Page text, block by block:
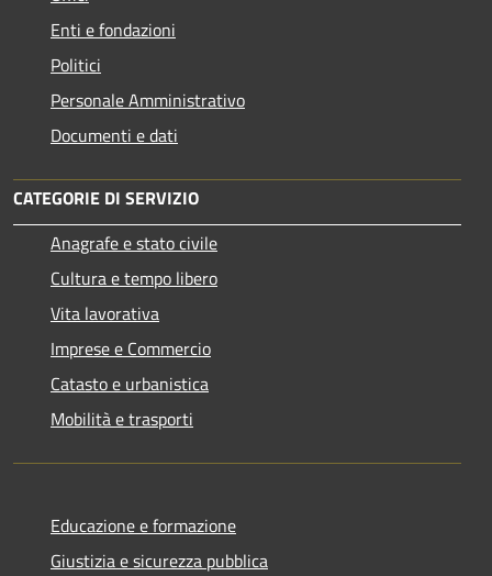
Enti e fondazioni
Politici
Personale Amministrativo
Documenti e dati
CATEGORIE DI SERVIZIO
Anagrafe e stato civile
Cultura e tempo libero
Vita lavorativa
Imprese e Commercio
Catasto e urbanistica
Mobilità e trasporti
Educazione e formazione
Giustizia e sicurezza pubblica